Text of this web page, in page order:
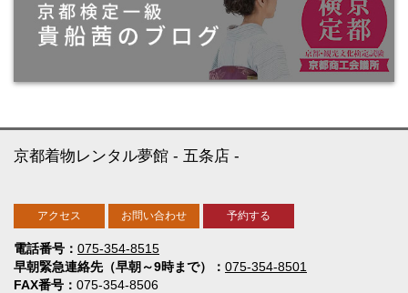
電話番号
075-354-8515
早朝緊急連絡先（早朝～9時まで）
075-354-8501
FAX番号
075-354-8506
京都着物レンタル夢館 五条店
アクセス お問い合わせ 予約する